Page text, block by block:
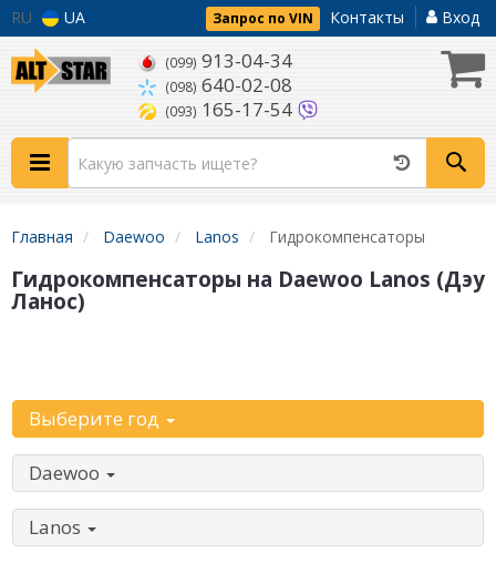
RU UA Запрос по VIN Контакты Вход
(099) 913-04-34
(098) 640-02-08
(093) 165-17-54
Главная Daewoo Lanos Гидрокомпенсаторы
Гидрокомпенсаторы на Daewoo Lanos (Дэу
Ланос)
Выберите год
Daewoo
Lanos